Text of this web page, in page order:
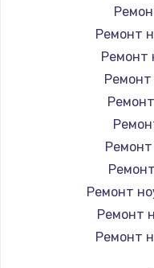
Ремонт
Ремонт
Ремонт
Ремонт
Ремонт
Ремонт
Ремонт
Ремонт